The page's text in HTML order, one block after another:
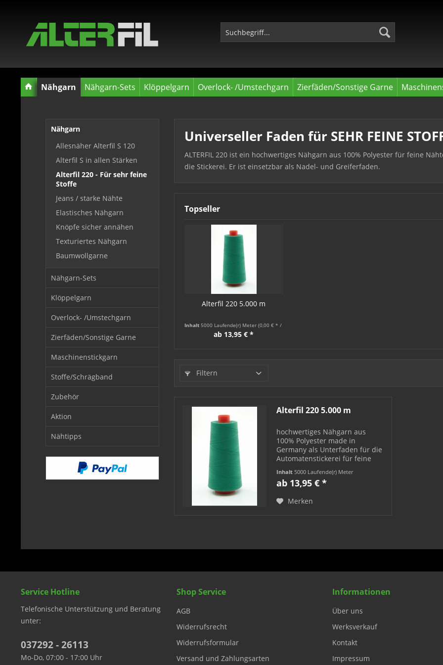
Nähgarn Nähgarn-Sets Klöppelgarn Overlock- /Umstechgarn Zierfäden/Sonstige Garne
Nähgarn
Allesnäher Alterfil S 120
Alterfil S in allen Stärken
Alterfil 220 - Für sehr feine
Stoffe
Jeans / starke Nähte
Elastisches Nähgarn
Knöpfe sicher annähen
Texturiertes Nähgarn
Baumwollgarne
Nähgarn-Sets
Klöppelgarn
Overlock- /Umstechgarn
Zierfäden/Sonstige Garne
Maschinenstickgarn
Stoffe/Schrägband
Zubehör
Aktion
Nähtipps
Universeller Faden für SEHR FEINE
ALTERFIL 220 ist ein hochwertiges Nähgarn aus 100% Polyester für feine
die Stickerei. Er ist einsetzbar als Nadel- und Greiferfaden.
Topseller
Alterfil 220 5.000 m
Inhalt 5000 Laufende(r) Meter (0,00 € * / 1 Laufende(r) Meter)
ab 13,95 € *
Filtern
Alterfil 220 5.000 m
hochwertiges Nähgarn aus
100% Polyester made in
Germany als Unterfaden für die
Automatenstickerei für feine
Versäuberungsnähte als Nadel-
und Greiferfaden einsetzbar
lieferbar auf Anfrage in 437...
Inhalt5000 Laufende(r) Meter
(0,00 € * / 1 Laufende(r) Meter)
ab 13,95 € *
Merken
Service Hotline
Telefonische Unterstützung und Beratung
unter:
037292 - 26113
Mo-Do, 07:00 - 17:00 Uhr
Shop Service
AGB
Widerrufsrecht
Widerrufsformular
Versand und Zahlungsarten
Informationen
Über uns
Werksverkauf
Kontakt
Impressum